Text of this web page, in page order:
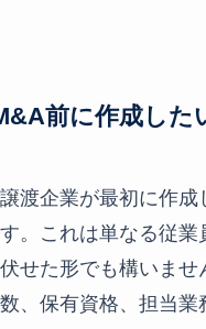
前に作成した
譲渡企業が最初に作
す。これは単なる従業
伏せた形でも構いま
数、保有資格、担当業